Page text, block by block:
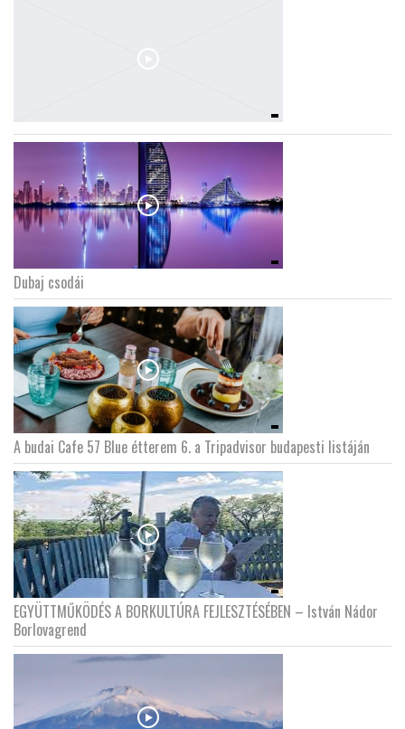
GLOBOZSARU
DOBRAVERO.HU
LATIMO.HU
GLOBOBOOK
Dubaj csodái
A budai Cafe 57 Blue étterem 6. a Tripadvisor budapesti listáján
EGYÜTTMŰKÖDÉS A BORKULTÚRA FEJLESZTÉSÉBEN – István Nádor
Borlovagrend